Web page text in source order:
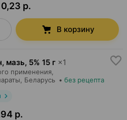
р.
В корзину
мазь, 5% 15 г ×1
применения,
, Беларусь • без рецепта
р.